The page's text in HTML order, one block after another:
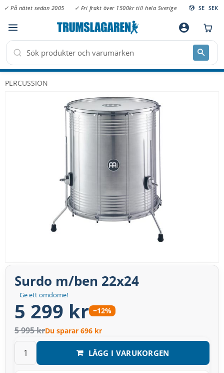
Meny
✓ På nätet sedan 2005 ✓ Fri frakt över 1500kr till hela Sverige SE SEK
account_circle
PERCUSSION
Ge ett omdöme!
Surdo m/ben 22x24
5 299 kr −12%
5 995 krDu sparar 696 kr
LÄGG I VARUKORGEN